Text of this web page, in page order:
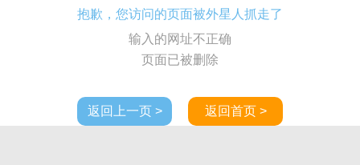
抱歉，您访问的页面被外星人抓走了
输入的网址不正确
页面已被删除
返回上一页 > 返回首页 >